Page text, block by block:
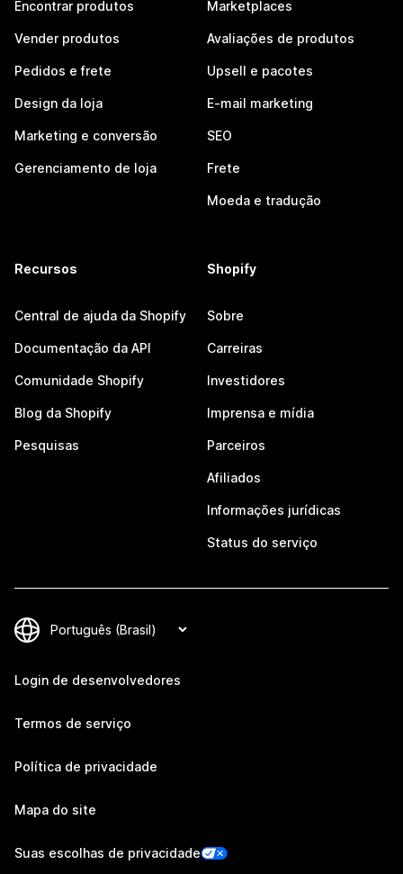
Encontrar produtos
Vender produtos
Pedidos e frete
Design da loja
Marketing e conversão
Gerenciamento de loja
Marketplaces
Avaliações de produtos
Upsell e pacotes
E-mail marketing
SEO
Frete
Moeda e tradução
Recursos
Central de ajuda da Shopify
Documentação da API
Comunidade Shopify
Blog da Shopify
Pesquisas
Shopify
Sobre
Carreiras
Investidores
Imprensa e mídia
Parceiros
Afiliados
Informações jurídicas
Status do serviço
Login de desenvolvedores
Termos de serviço
Política de privacidade
Mapa do site
Suas escolhas de privacidade